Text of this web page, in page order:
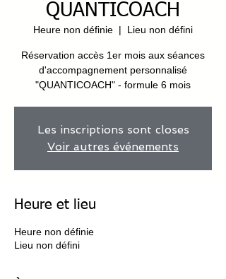
QUANTICOACH
Heure non définie
  |
Lieu non défini
Réservation accès 1er mois aux séances
d'accompagnement personnalisé
"QUANTICOACH" - formule 6 mois
Les inscriptions sont closes
Voir autres événements
Heure et lieu
Heure non définie
Lieu non défini